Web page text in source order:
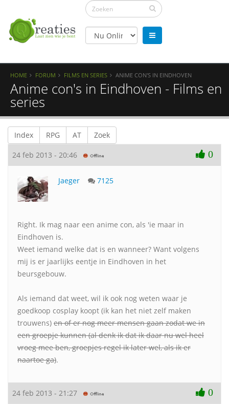
HOME FORUM FILMS EN SERIES ANIME CON'S IN EINDHOVEN
Anime con's in Eindhoven - Films en
series
Index RPG AT Zoek
24 feb 2013 - 20:46 0
Jaeger 7125
Right. Ik mag naar een anime con, als 'ie maar in
Eindhoven is.
Weet iemand welke dat is en wanneer? Want volgens
mij is er jaarlijks eentje in Eindhoven in het
beursgebouw.
Als iemand dat weet, wil ik ook nog weten waar je
goedkoop cosplay koopt (ik kan het niet zelf maken
trouwens) en of er nog meer mensen gaan zodat we in
een groepje kunnen (al denk ik dat ik daar nu wel heel
vroeg mee ben, groepjes regel ik later wel, als ik er
naartoe ga).
24 feb 2013 - 21:27 0